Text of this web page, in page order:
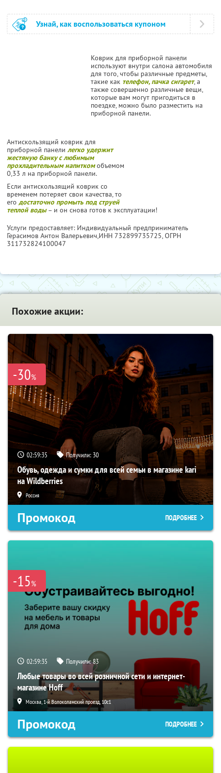
Узнай, как воспользоваться купоном
Коврик для приборной панели
используют внутри салона автомобиля
для того, чтобы различные предметы,
такие как телефон, пачка сигарет, а
также совершенно различные вещи,
которые вам могут пригодиться в
поездке, можно было разместить на
приборной панели.
Антискользящий коврик для
приборной панели легко удержит
жестяную банку с любимым
прохладительным напиткомобъемом
0,33 л на приборной панели.
Если антискользящий коврик со
временем потеряет свои качества, то
его достаточно промыть под струей
теплой воды– и он снова готов к эксплуатации!
Услуги предоставляет: Индивидуальный предприниматель
Герасимов Антон Валерьевич,ИНН 732899735725, ОГРН
311732824100047
Похожие акции:
-30%
02:59:35 Получили: 30
Обувь, одежда и сумки для всей семьи в магазине kari
на Wildberries
Россия
Промокод ПОДРОБНЕЕ
-15%
02:59:35 Получили:83
Любые товары во всей розничной сети и интернет-
магазине Hoff
Москва, 1-й Волоколамский проезд, 10с1
Промокод ПОДРОБНЕЕ